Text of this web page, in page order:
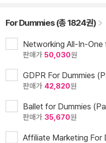
For Dummies (총 1824권)
Networking All-In-
판매가 50,030원
GDPR For Dummies
판매가 42,820원
Ballet for Dummies
판매가 35,670원
Affiliate Marketing For